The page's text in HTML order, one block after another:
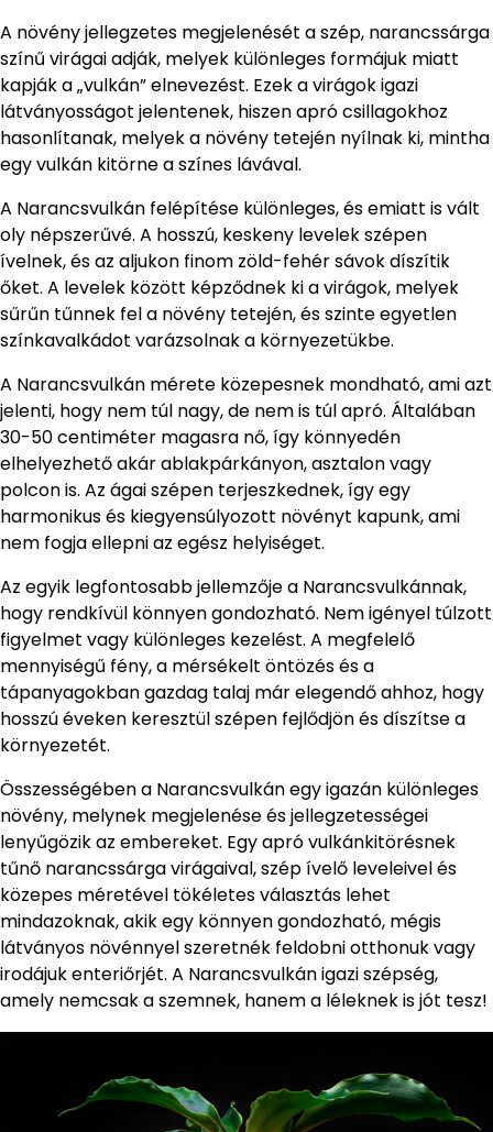
A növény jellegzetes megjelenését a szép, narancssárga
színű virágai adják, melyek különleges formájuk miatt
kapják a „vulkán” elnevezést. Ezek a virágok igazi
látványosságot jelentenek, hiszen apró csillagokhoz
hasonlítanak, melyek a növény tetején nyílnak ki, mintha
egy vulkán kitörne a színes lávával.
A Narancsvulkán felépítése különleges, és emiatt is vált
oly népszerűvé. A hosszú, keskeny levelek szépen
ívelnek, és az aljukon finom zöld-fehér sávok díszítik
őket. A levelek között képződnek ki a virágok, melyek
sűrűn tűnnek fel a növény tetején, és szinte egyetlen
színkavalkádot varázsolnak a környezetükbe.
A Narancsvulkán mérete közepesnek mondható, ami azt
jelenti, hogy nem túl nagy, de nem is túl apró. Általában
30-50 centiméter magasra nő, így könnyedén
elhelyezhető akár ablakpárkányon, asztalon vagy
polcon is. Az ágai szépen terjeszkednek, így egy
harmonikus és kiegyensúlyozott növényt kapunk, ami
nem fogja ellepni az egész helyiséget.
Az egyik legfontosabb jellemzője a Narancsvulkánnak,
hogy rendkívül könnyen gondozható. Nem igényel túlzott
figyelmet vagy különleges kezelést. A megfelelő
mennyiségű fény, a mérsékelt öntözés és a
tápanyagokban gazdag talaj már elegendő ahhoz, hogy
hosszú éveken keresztül szépen fejlődjön és díszítse a
környezetét.
Összességében a Narancsvulkán egy igazán különleges
növény, melynek megjelenése és jellegzetességei
lenyűgözik az embereket. Egy apró vulkánkitörésnek
tűnő narancssárga virágaival, szép ívelő leveleivel és
közepes méretével tökéletes választás lehet
mindazoknak, akik egy könnyen gondozható, mégis
látványos növénnyel szeretnék feldobni otthonuk vagy
irodájuk enteriőrjét. A Narancsvulkán igazi szépség,
amely nemcsak a szemnek, hanem a léleknek is jót tesz!